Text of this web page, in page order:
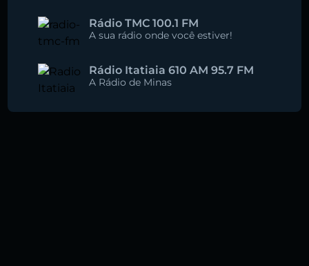
Rádio TMC 100.1 FM
A sua rádio onde você estiver!
Rádio Itatiaia 610 AM 95.7 FM
A Rádio de Minas